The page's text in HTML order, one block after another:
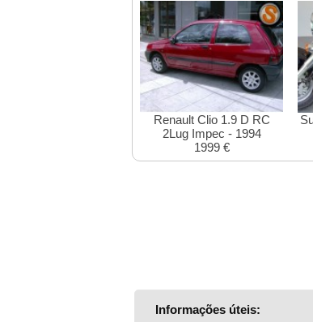
Renault Clio 1.9 D RC
2Lug Impec - 1994
1999 €
Informações úteis: